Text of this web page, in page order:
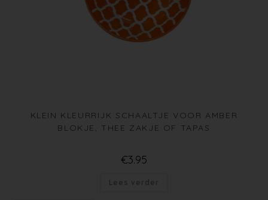
KLEIN KLEURRIJK SCHAALTJE VOOR AMBER
BLOKJE, THEE ZAKJE OF TAPAS
€3.95
Lees verder